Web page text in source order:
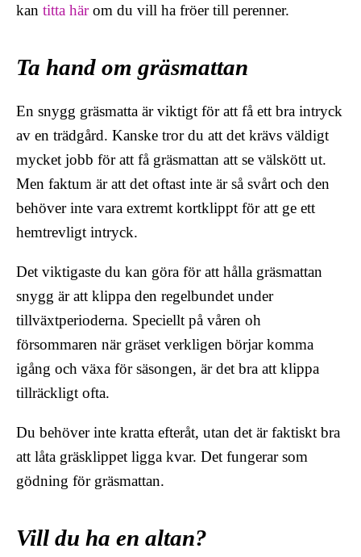
kan titta härom du vill ha fröer till perenner.
Ta hand om gräsmattan
En snygg gräsmatta är viktigt för att få ett bra intryck
av en trädgård. Kanske tror du att det krävs väldigt
mycket jobb för att få gräsmattan att se välskött ut.
Men faktum är att det oftast inte är så svårt och den
behöver inte vara extremt kortklippt för att ge ett
hemtrevligt intryck.
Det viktigaste du kan göra för att hålla gräsmattan
snygg är att klippa den regelbundet under
tillväxtperioderna. Speciellt på våren oh
försommaren när gräset verkligen börjar komma
igång och växa för säsongen, är det bra att klippa
tillräckligt ofta.
Du behöver inte kratta efteråt, utan det är faktiskt bra
att låta gräsklippet ligga kvar. Det fungerar som
gödning för gräsmattan.
Vill du ha en altan?